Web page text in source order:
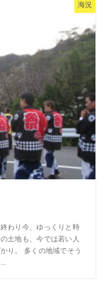
海況
わり今、ゆっくりと時
土地も、今では若い人
り。 多くの地域でそう